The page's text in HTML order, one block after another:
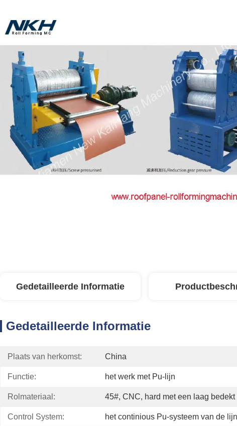
Gedetailleerde Informatie
Gedetailleerde Informatie
Plaats van herkomst: China
Functie: het werk met Pu-lijn
Rolmateriaal: 45#, CNC, hard met een laag bedekt
Control System: het continious Pu-systeem van de